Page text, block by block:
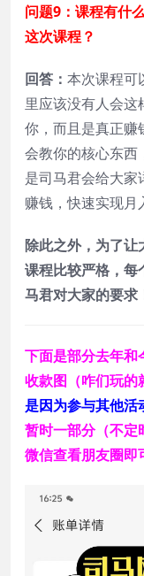
问题9：课程有什
这次课程？
回答： 本次课程可
里应该没有人会这
你，而且是真正赚
会教你的核心东西
是司马君会给大家
赚钱，快速实现月
除此之外，为了让
课程比较严格，每
马君对大家的要求
下面是部分去年和
收款图（咋们玩的
是因为参与其他活
暂时一部分（不定
微信查看朋友圈即